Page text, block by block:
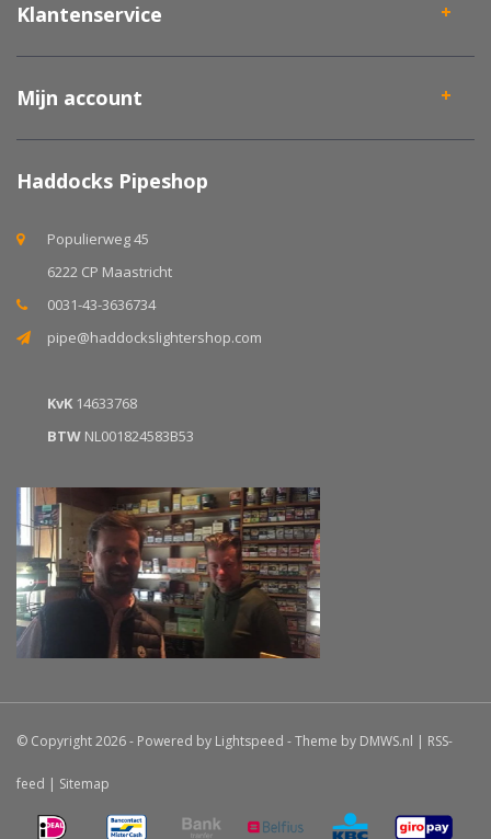
Klantenservice
Mijn account
Haddocks Pipeshop
Populierweg 45
6222 CP Maastricht
0031-43-3636734
pipe@haddockslightershop.com
KvK 14633768
BTW NL001824583B53
© Copyright 2026 - Powered by Lightspeed - Theme by DMWS.nl | RSS-
feed | Sitemap